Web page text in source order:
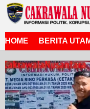
Lewati
ke
HOME
BERITA